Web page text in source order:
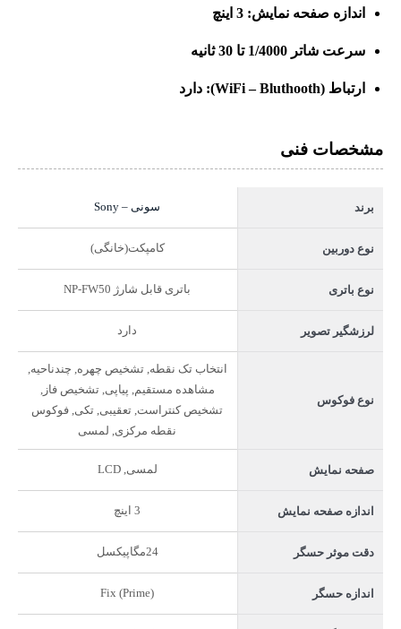
اندازه صفحه نمایش: 3 اینچ
سرعت شاتر 1/4000 تا 30 ثانیه
ارتباط (WiFi – Bluthooth): دارد
مشخصات فنی
برند سونی – Sony
نوع دوربین کامپکت(خانگی)
نوع باتری باتری قابل شارژ NP-FW50
لرزشگیر تصویر دارد
نوع فوکوس
انتخاب تک نقطه, تشخیص چهره, چندناحیه,
مشاهده مستقیم, پیاپی, تشخیص فاز,
تشخیص کنتراست, تعقیبی, تکی, فوکوس
نقطه مرکزی, لمسی
صفحه نمایش لمسی, LCD
اندازه صفحه نمایش 3 اینچ
دقت موثر حسگر 24مگاپیکسل
اندازه حسگر Fix (Prime)